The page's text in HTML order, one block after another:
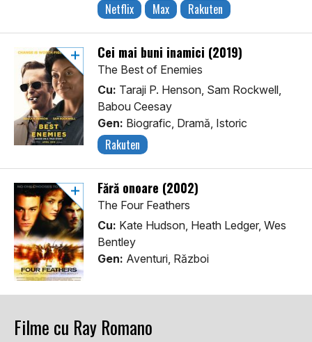
Netflix Max Rakuten
Cei mai buni inamici (2019)
The Best of Enemies
Cu: Taraji P. Henson, Sam Rockwell,
Babou Ceesay
Gen: Biografic, Dramă, Istoric
Rakuten
Fără onoare (2002)
The Four Feathers
Cu: Kate Hudson, Heath Ledger, Wes
Bentley
Gen: Aventuri, Război
Filme cu Ray Romano